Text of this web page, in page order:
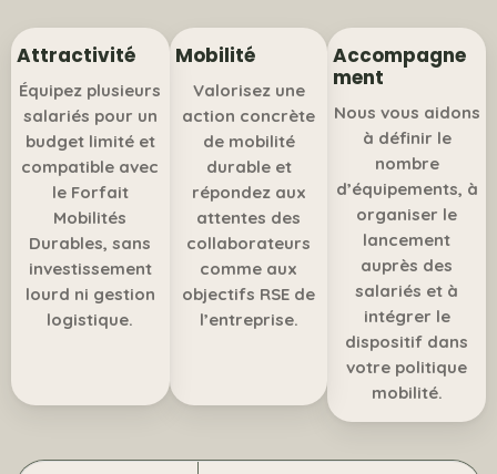
Attractivité
Équipez plusieurs
salariés pour un
budget limité et
compatible avec
le Forfait
Mobilités
Durables, sans
investissement
lourd ni gestion
logistique.
Mobilité
Valorisez une
action concrète
de mobilité
durable et
répondez aux
attentes des
collaborateurs
comme aux
objectifs RSE de
l’entreprise.
Accompagne
ment
Nous vous aidons
à définir le
nombre
d’équipements, à
organiser le
lancement
auprès des
salariés et à
intégrer le
dispositif dans
votre politique
mobilité.